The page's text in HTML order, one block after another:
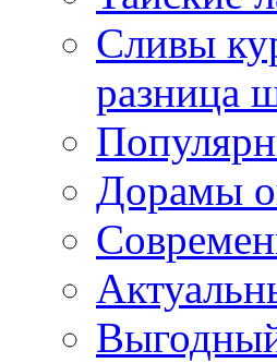
Сливы
разница
Дорамы